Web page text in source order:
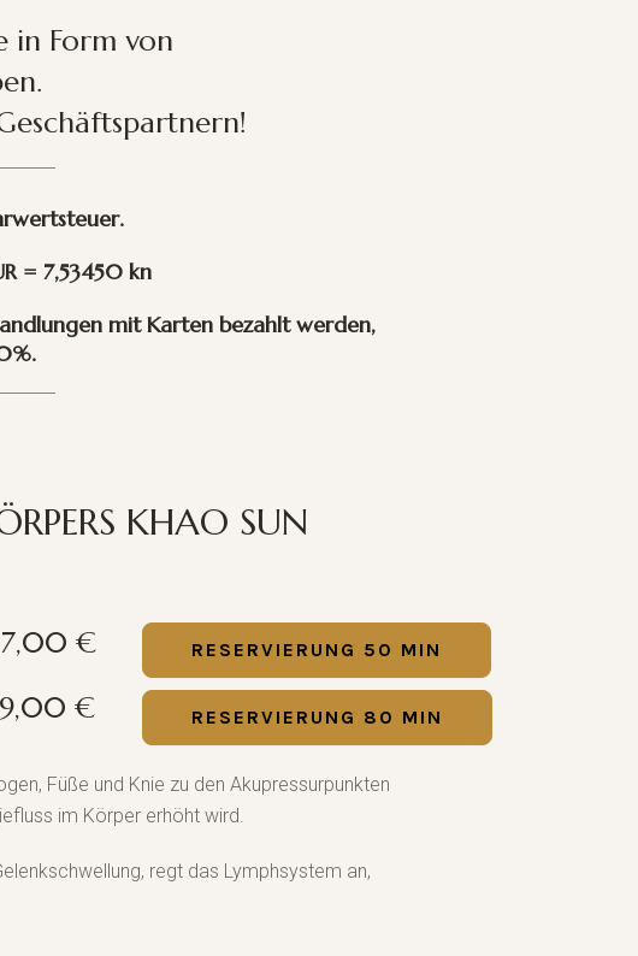
in Form von
= 7,53450 kn
mit Karten bezahlt werden,
KHAO SUN
€
€
RESERVIERUNG 50 MIN
RESERVIERUNG 80 MIN
Füße und Knie zu den Akupressurpunkten
im Körper erhöht wird.
regt das Lymphsystem an,